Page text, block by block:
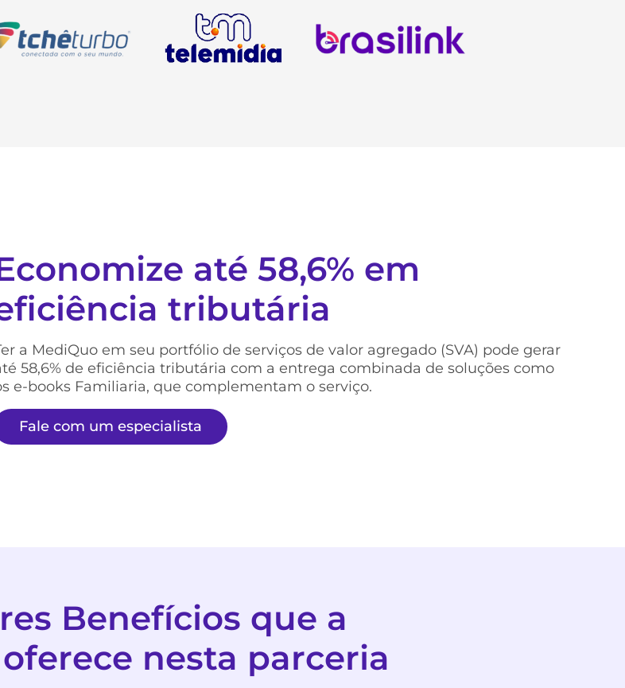
até 58,6% em
tributária
a MediQuo em seu portfólio de serviços de valor agregado (SVA) pode gerar
58,6% de eficiência tributária com a entrega combinada de soluções como
e-books Familiaria, que complementam o serviço.
Fale com um especialista
Benefícios que a
nesta parceria